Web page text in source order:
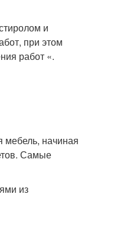
и
при этом
работ «.
мебель, начиная
Самые
из